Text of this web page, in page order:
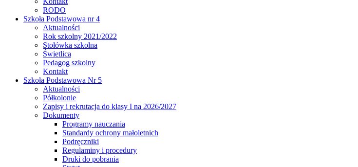
RODO
Szkoła Podstawowa nr 4
Aktualności
Rok szkolny 2021/2022
Stołówka szkolna
Świetlica
Pedagog szkolny
Kontakt
Szkoła Podstawowa Nr 5
Aktualności
Półkolonie
Zapisy i rekrutacja do klasy I na 2026/2027
Dokumenty
Programy nauczania
Standardy ochrony małoletnich
Podręczniki
Regulaminy i procedury
Druki do pobrania